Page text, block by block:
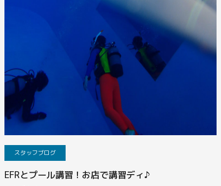
スタッフブログ
EFRとプール講習！お店で講習ディ♪